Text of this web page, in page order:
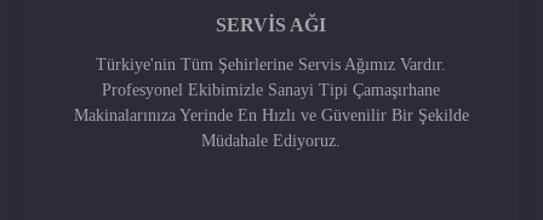
SERVIS AĞI
Türkiye'nin Tüm Şehirlerine Servis Ağımız Vardır.
Profesyonel Ekibimizle Sanayi Tipi Çamaşırhane
Makinalarınıza Yerinde En Hızlı ve Güvenilir Bir Şekilde
Müdahale Ediyoruz.